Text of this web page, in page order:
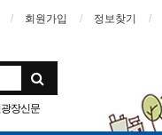
회원가입 정보찾기
장신문